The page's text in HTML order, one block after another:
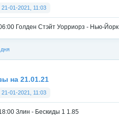
21-01-2021, 11:03
Голден Стэйт Уорриорз - Нью-
на 21.01.21
21-01-2021, 11:03
Злин - Бескиды 1 1.85